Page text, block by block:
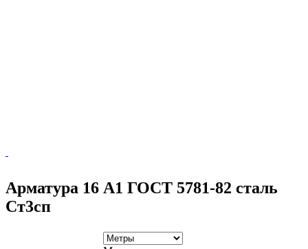
Арматура 16 А1 ГОСТ 5781-82 сталь
Ст3сп